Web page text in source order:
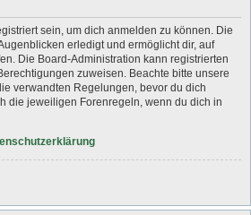
sein, um dich anmelden zu können. Die
erledigt und ermöglicht dir, auf
Die Board-Administration kann registrierten
zuweisen. Beachte bitte unsere
verwandten Regelungen, bevor du dich
die jeweiligen Forenregeln, wenn du dich in